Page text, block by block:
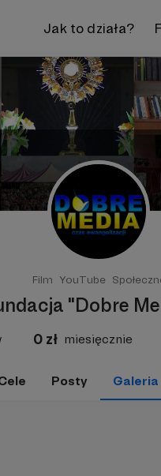
Jak to działa?
Film YouTube
"Dobre
0 zł miesięcznie
Posty Galeria